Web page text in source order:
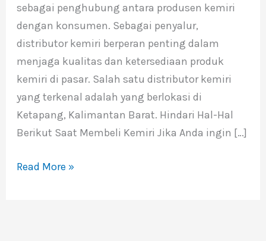
sebagai penghubung antara produsen kemiri
dengan konsumen. Sebagai penyalur,
distributor kemiri berperan penting dalam
menjaga kualitas dan ketersediaan produk
kemiri di pasar. Salah satu distributor kemiri
yang terkenal adalah yang berlokasi di
Ketapang, Kalimantan Barat. Hindari Hal-Hal
Berikut Saat Membeli Kemiri Jika Anda ingin […]
Read More »